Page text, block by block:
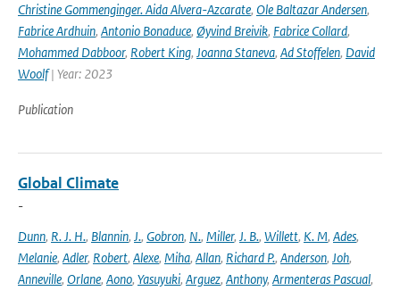
Christine Gommenginger. Aida Alvera-Azcarate, Ole Baltazar Andersen,
Fabrice Ardhuin, Antonio Bonaduce, Øyvind Breivik, Fabrice Collard,
Mohammed Dabboor, Robert King, Joanna Staneva, Ad Stoffelen, David
Woolf| Year: 2023
Publication
Global Climate
-
Dunn, R. J. H., Blannin, J., Gobron, N., Miller, J. B., Willett, K. M, Ades,
Melanie, Adler, Robert, Alexe, Miha, Allan, Richard P., Anderson, Joh,
Anneville, Orlane, Aono, Yasuyuki, Arguez, Anthony, Armenteras Pascual,